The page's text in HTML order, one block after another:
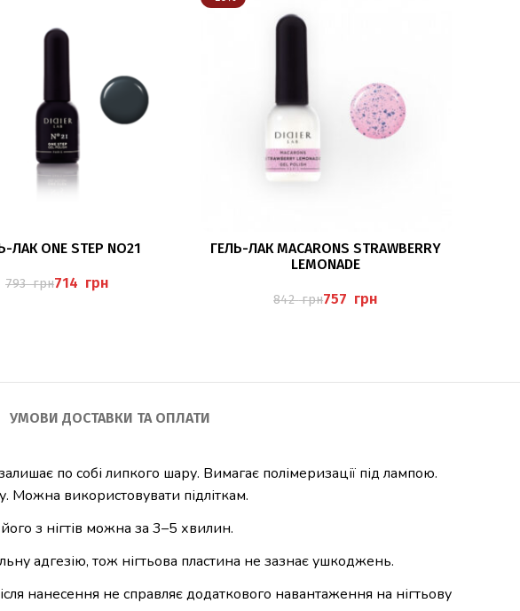
ДОДАТИ В КОШИК
ЛАК ONE STEP NO21
793грн714 грн
ДОДАТИ В КОШИК
ГЕЛЬ-ЛАК MACARONS STRAWBERRY
LEMONADE
842грн757 грн
УМОВИ ДОСТАВКИ ТА ОПЛАТИ
по собі липкого шару. Вимагає полімеризації під лампою.
Можна використовувати підліткам.
з нігтів можна за 3–5 хвилин.
адгезію, тож нігтьова пластина не зазнає ушкоджень.
нанесення не справляє додаткового навантаження на нігтьову